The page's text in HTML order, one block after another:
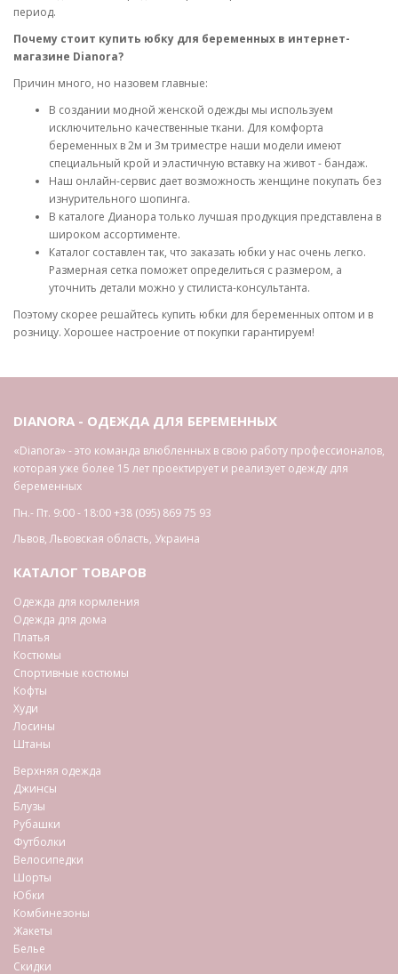
период.
Почему стоит купить юбку для беременных в интернет-
магазине Dianora?
Причин много, но назовем главные:
В создании модной женской одежды мы используем
исключительно качественные ткани. Для комфорта
беременных в 2м и 3м триместре наши модели имеют
специальный крой и эластичную вставку на живот - бандаж.
Наш онлайн-сервис дает возможность женщине покупать без
изнурительного шопинга.
В каталоге Дианора только лучшая продукция представлена ​​в
широком ассортименте.
Каталог составлен так, что заказать юбки у нас очень легко.
Размерная сетка поможет определиться с размером, а
уточнить детали можно у стилиста-консультанта.
Поэтому скорее решайтесь купить юбки для беременных оптом и в
розницу. Хорошее настроение от покупки гарантируем!
DIANORA - ОДЕЖДА ДЛЯ БЕРЕМЕННЫХ
«Dianora» - это команда влюбленных в свою работу профессионалов,
которая уже более 15 лет проектирует и реализует одежду для
беременных
Пн.- Пт. 9:00 - 18:00+38 (095) 869 75 93
Львов,Львовская область, Украина
КАТАЛОГ ТОВАРОВ
Одежда для кормления
Одежда для дома
Платья
Костюмы
Спортивные костюмы
Кофты
Худи
Лосины
Штаны
Верхняя одежда
Джинсы
Блузы
Рубашки
Футболки
Велосипедки
Шорты
Юбки
Комбинезоны
Жакеты
Белье
Скидки